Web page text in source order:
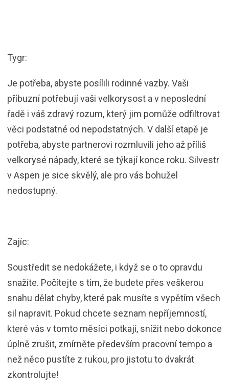
Tygr:
Je potřeba, abyste posílili rodinné vazby. Vaši
příbuzní potřebují vaši velkorysost a v neposlední
řadě i váš zdravý rozum, který jim pomůže odfiltrovat
věci podstatné od nepodstatných. V další etapě je
potřeba, abyste partnerovi rozmluvili jeho až příliš
velkorysé nápady, které se týkají konce roku. Silvestr
v Aspen je sice skvělý, ale pro vás bohužel
nedostupný.
Zajíc:
Soustředit se nedokážete, i když se o to opravdu
snažíte. Počítejte s tím, že budete přes veškerou
snahu dělat chyby, které pak musíte s vypětím všech
sil napravit. Pokud chcete seznam nepříjemností,
které vás v tomto měsíci potkají, snížit nebo dokonce
úplně zrušit, zmírněte především pracovní tempo a
než něco pustíte z rukou, pro jistotu to dvakrát
zkontrolujte!